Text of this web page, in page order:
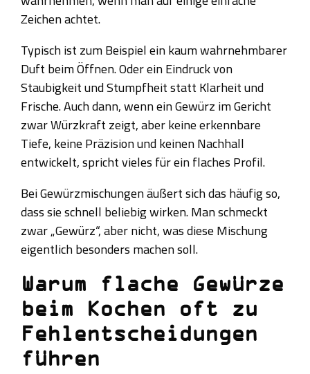
Zeichen achtet.
Typisch ist zum Beispiel ein kaum wahrnehmbarer
Duft beim Öffnen. Oder ein Eindruck von
Staubigkeit und Stumpfheit statt Klarheit und
Frische. Auch dann, wenn ein Gewürz im Gericht
zwar Würzkraft zeigt, aber keine erkennbare
Tiefe, keine Präzision und keinen Nachhall
entwickelt, spricht vieles für ein flaches Profil.
Bei Gewürzmischungen äußert sich das häufig so,
dass sie schnell beliebig wirken. Man schmeckt
zwar „Gewürz“, aber nicht, was diese Mischung
eigentlich besonders machen soll.
Warum flache Gewürze
beim Kochen oft zu
Fehlentscheidungen
führen